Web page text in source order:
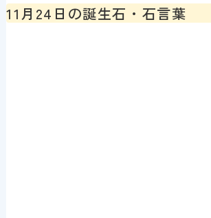
11月24日の誕生石・石言葉